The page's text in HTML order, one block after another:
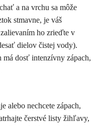
a na vrchu sa môže
stmavne, je váš
ho zrieďte v
dielov čistej vody).
dosť intenzívny zápach,
alebo nechcete zápach,
čerstvé listy žihľavy,